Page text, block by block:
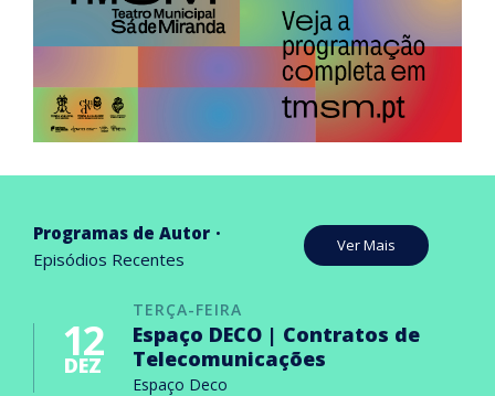
Programas de Autor
Episódios Recentes
Ver Mais
TERÇA-FEIRA
12
DEZ
Espaço DECO | Contratos de
Telecomunicações
Espaço Deco